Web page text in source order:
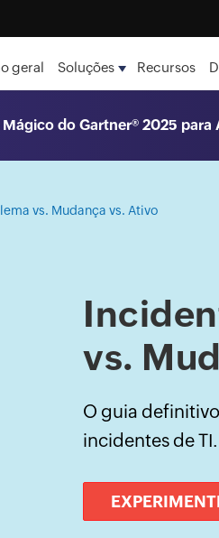
geral Soluções Recursos
do Gartner® 2025 para
vs. Mudança vs. Ativo
vs.
O guia
incidentes de TI.